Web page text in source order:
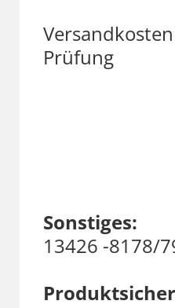
Prüfung
Sonstiges:
13426 -8178/